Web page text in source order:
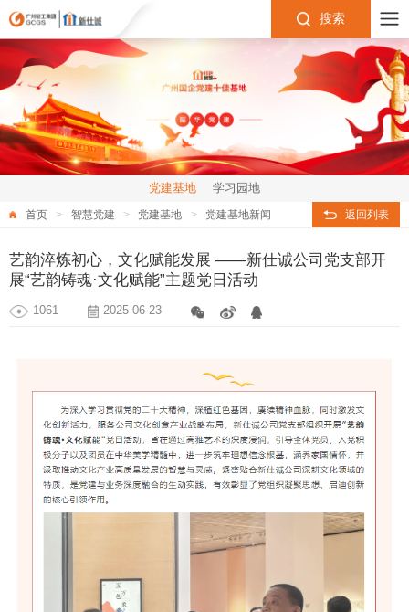
搜索
党建基地 学习园地
首页 智慧党建 党建基地 党建基地新闻 返回列表
艺韵淬炼初心，文化赋能发展 ——新仕诚公司党支部开
展“艺韵铸魂·文化赋能”主题党日活动
1061 2025-06-23